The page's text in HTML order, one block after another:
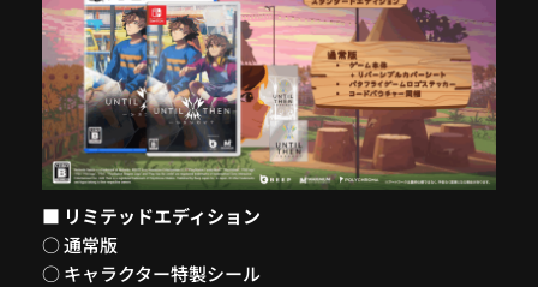
■ リミテッドエディション
○ 通常版
○ キャラクター特製シール